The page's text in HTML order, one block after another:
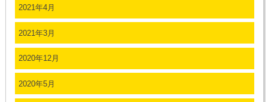
2021年4月
2021年3月
2020年12月
2020年5月